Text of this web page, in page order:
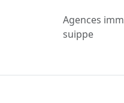
Agences
suippe